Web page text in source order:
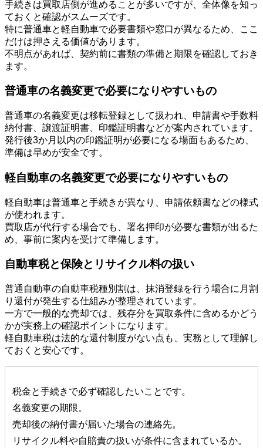
手続きは買取店側が進めることが多いですが、全体像を知っ
ておくと確認がスムーズです。
特に普通車と軽自動車で必要書類や窓口が異なるため、ここ
だけは押さえる価値があります。
不明点があれば、契約前に書類の準備と期限を確認しておき
ます。
普通車の名義変更で必要になりやすいもの
普通車の名義変更は移転登録として扱われ、申請書や手数料
納付書、譲渡証明書、印鑑証明書などが案内されています。
発行後3か月以内の印鑑証明が必要になる場面もあるため、
準備は早めが安全です。
軽自動車の名義変更で必要になりやすいもの
軽自動車は普通車と手続きが異なり、申請依頼書などの様式
が使われます。
買取店が代行する場合でも、署名押印が必要な書類が出るた
め、事前に案内を受けて準備します。
自動車税と保険とリサイクル料の扱い
普通自動車の自動車税種別割は、抹消登録を行う場合に月割
り還付が発生する仕組みが整理されています。
一方で一般的な売却では、残存分を買取条件に含めるかどう
かが実務上の確認ポイントになります。
軽自動車税は法的な還付制度がない点も、実務として理解し
ておくと安心です。
税金と手続きで必ず確認したいことです。
名義変更の期限。
売却後の納付書が届いた場合の連絡先。
リサイクル料や自賠責の扱いが条件に含まれているか。